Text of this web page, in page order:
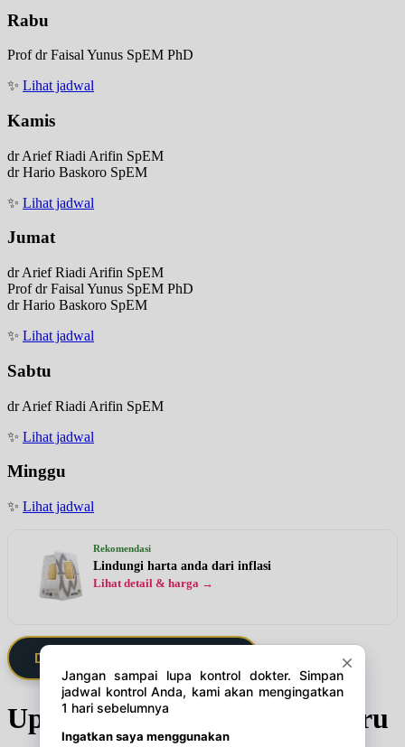
Rabu
Prof dr Faisal Yunus SpEM PhD
✨ Lihat jadwal
Kamis
dr Arief Riadi Arifin SpEM
dr Hario Baskoro SpEM
✨ Lihat jadwal
Jumat
dr Arief Riadi Arifin SpEM
Prof dr Faisal Yunus SpEM PhD
dr Hario Baskoro SpEM
✨ Lihat jadwal
Sabtu
dr Arief Riadi Arifin SpEM
✨ Lihat jadwal
Minggu
✨ Lihat jadwal
Rekomendasi
Lindungi harta anda dari inflasi
Lihat detail & harga →
Daftarkan Saya via Member VIP
Update Jadwal Dokter terbaru